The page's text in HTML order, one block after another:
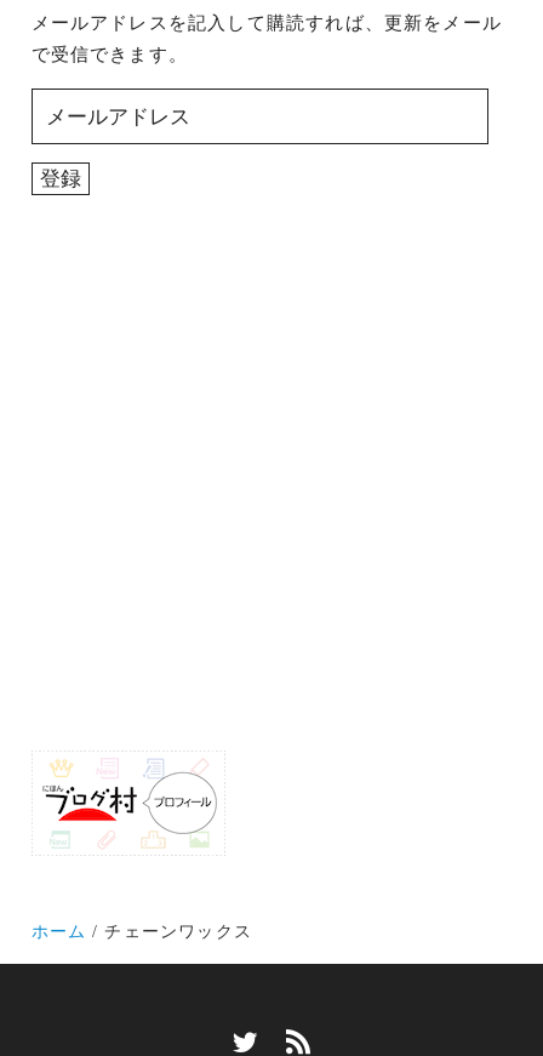
メールアドレスを記入して購読すれば、更新をメール
で受信できます。
ル
ア
登録
ホーム チェーンワックス